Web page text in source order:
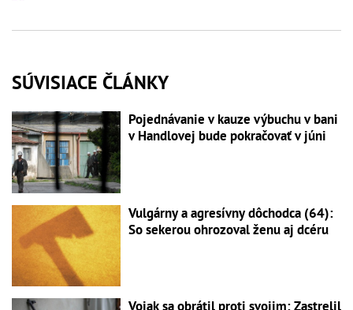
SÚVISIACE ČLÁNKY
Pojednávanie v kauze výbuchu v bani
v Handlovej bude pokračovať v júni
Vulgárny a agresívny dôchodca (64):
So sekerou ohrozoval ženu aj dcéru
Vojak sa obrátil proti svojim: Zastrelil